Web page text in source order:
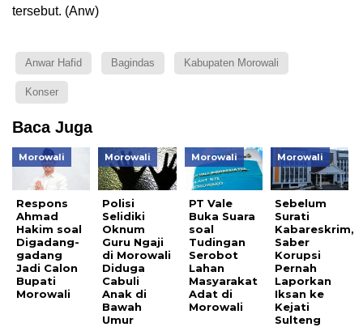
tersebut. (Anw)
Anwar Hafid Bagindas Kabupaten Morowali
Konser
Baca Juga
Morowali
Respons
Ahmad
Hakim soal
Digadang-
gadang
Jadi Calon
Bupati
Morowali
Morowali
Polisi
Selidiki
Oknum
Guru Ngaji
di Morowali
Diduga
Cabuli
Anak di
Bawah
Umur
Morowali
PT Vale
Buka Suara
soal
Tudingan
Serobot
Lahan
Masyarakat
Adat di
Morowali
Morowali
Sebelum
Surati
Kabareskrim,
Saber
Korupsi
Pernah
Laporkan
Iksan ke
Kejati
Sulteng